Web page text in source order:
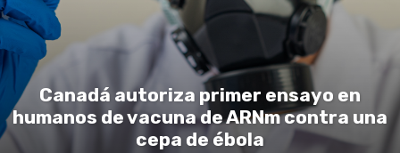
Canadá autoriza primer ensayo en
humanos de vacuna de ARNm contra una
cepa de ébola